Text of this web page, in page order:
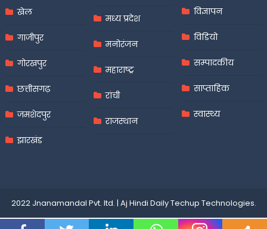
खेल
गाजीपुर
गोरखपुर
छत्तीसगढ़
जमशेदपुर
झारखंड
मध्य प्रदेश
मनोरंजन
महाराष्ट्र
रांची
राजस्थान
विज्ञापन
विडियो
सम्पादकीय
साप्ताहिक
स्वास्थ्य
2022 Jnanamandal Pvt. ltd. | Aj Hindi DailyTechup Technologies.